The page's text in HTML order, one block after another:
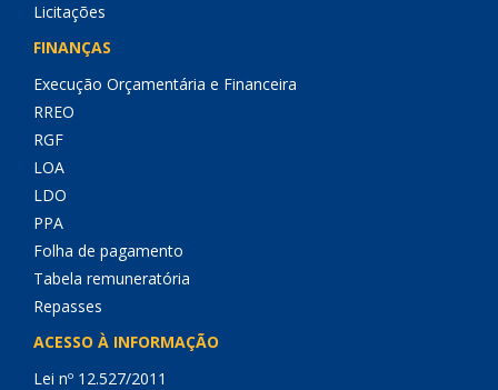
Licitações
FINANÇAS
Execução Orçamentária e Financeira
RREO
RGF
LOA
LDO
PPA
Folha de pagamento
Tabela remuneratória
Repasses
ACESSO À INFORMAÇÃO
Lei nº 12.527/2011